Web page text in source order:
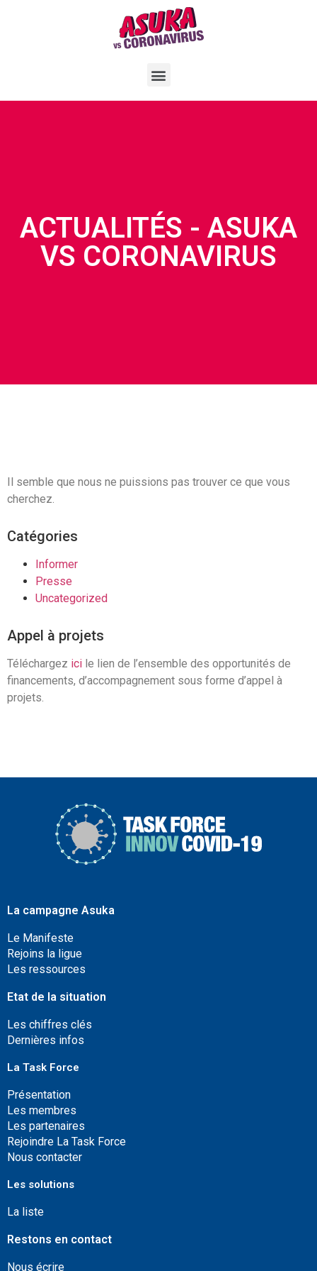
ACTUALITÉS - ASUKA
VS CORONAVIRUS
Il semble que nous ne puissions pas trouver ce que vous
cherchez.
Catégories
Informer
Presse
Uncategorized
Appel à projets
Téléchargez ici le lien de l’ensemble des opportunités de
financements, d’accompagnement sous forme d’appel à
projets.
La campagne Asuka
Le Manifeste
Rejoins la ligue
Les ressources
Etat de la situation
Les chiffres clés
Dernières infos
La Task Force
Présentation
Les membres
Les partenaires
Rejoindre La Task Force
Nous contacter
Les solutions
La liste
Restons en contact
Nous écrire